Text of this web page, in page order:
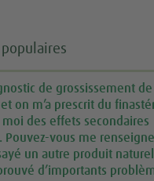
de grossissement de
on m’a prescrit du
des effets secondaires
Pouvez-vous me
un autre produit
d’importants